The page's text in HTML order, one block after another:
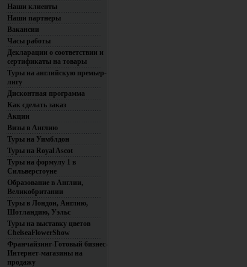
Наши клиенты
Наши партнеры
Вакансии
Часы работы
Декларации о соответствии и
сертификаты на товары
Туры на английскую премьер-
лигу
Дисконтная программа
Как сделать заказ
Акции
Визы в Англию
Туры на Уимблдон
Туры на Royal Ascot
Туры на формулу 1 в
Сильверстоуне
Образование в Англии,
Великобритании
Туры в Лондон, Англию,
Шотландию, Уэльс
Туры на выставку цветов
ChelseaFlowerShow
Франчайзинг-Готовый бизнес-
Интернет-магазины на
продажу